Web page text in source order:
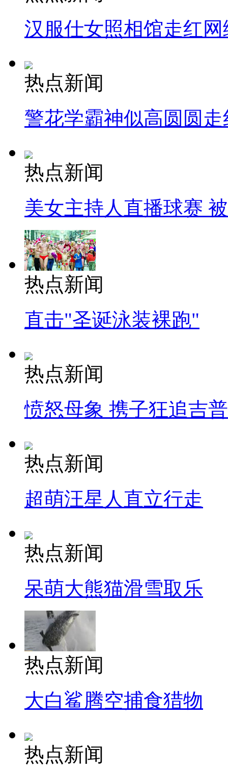
汉服仕女照相馆走红网
热点新闻
警花学霸神似高圆圆走
热点新闻
美女主持人直播球赛
热点新闻
直击"圣诞泳装裸跑"
热点新闻
愤怒母象 携子狂追吉
热点新闻
超萌汪星人直立行走
热点新闻
呆萌大熊猫滑雪取乐
热点新闻
大白鲨腾空捕食猎物
热点新闻